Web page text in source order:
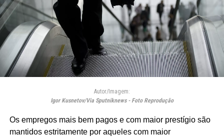
Autor/Imagem:
Igor Kusnetov/Via Sputniknews - Foto Reprodução
Os empregos mais bem pagos e com maior prestígio são
mantidos estritamente por aqueles com maior